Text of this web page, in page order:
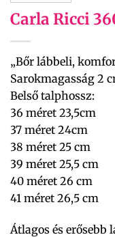
Carla Ricci
„Bőr lábbeli,
Sarokmagasság 2
Belső talphossz:
36 méret 23,5cm
37 méret 24cm
38 méret 25 cm
39 méret 25,5 cm
40 méret 26 cm
41 méret 26,5 cm
Átlagos és